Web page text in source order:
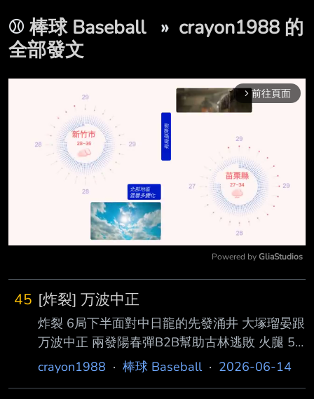
⚾ 棒球 Baseball » crayon1988 的
全部發文
arrow_forward_ios 前往頁面
Powered by GliaStudios
45 [炸裂] 万波中正
炸裂 6局下半面對中日龍的先發涌井 大塚瑠晏跟
万波中正 兩發陽春彈B2B幫助古林逃敗 火腿 5:5
中日龍 直接把涌井打退場
crayon1988 · 棒球 Baseball· 2026-06-14